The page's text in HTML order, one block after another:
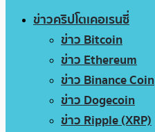
ข่าวคริปโตเคอเรนซี่
ข่าว Bitcoin
ข่าว Ethereum
ข่าว Binance Coin
ข่าว Dogecoin
ข่าว Ripple (XRP)